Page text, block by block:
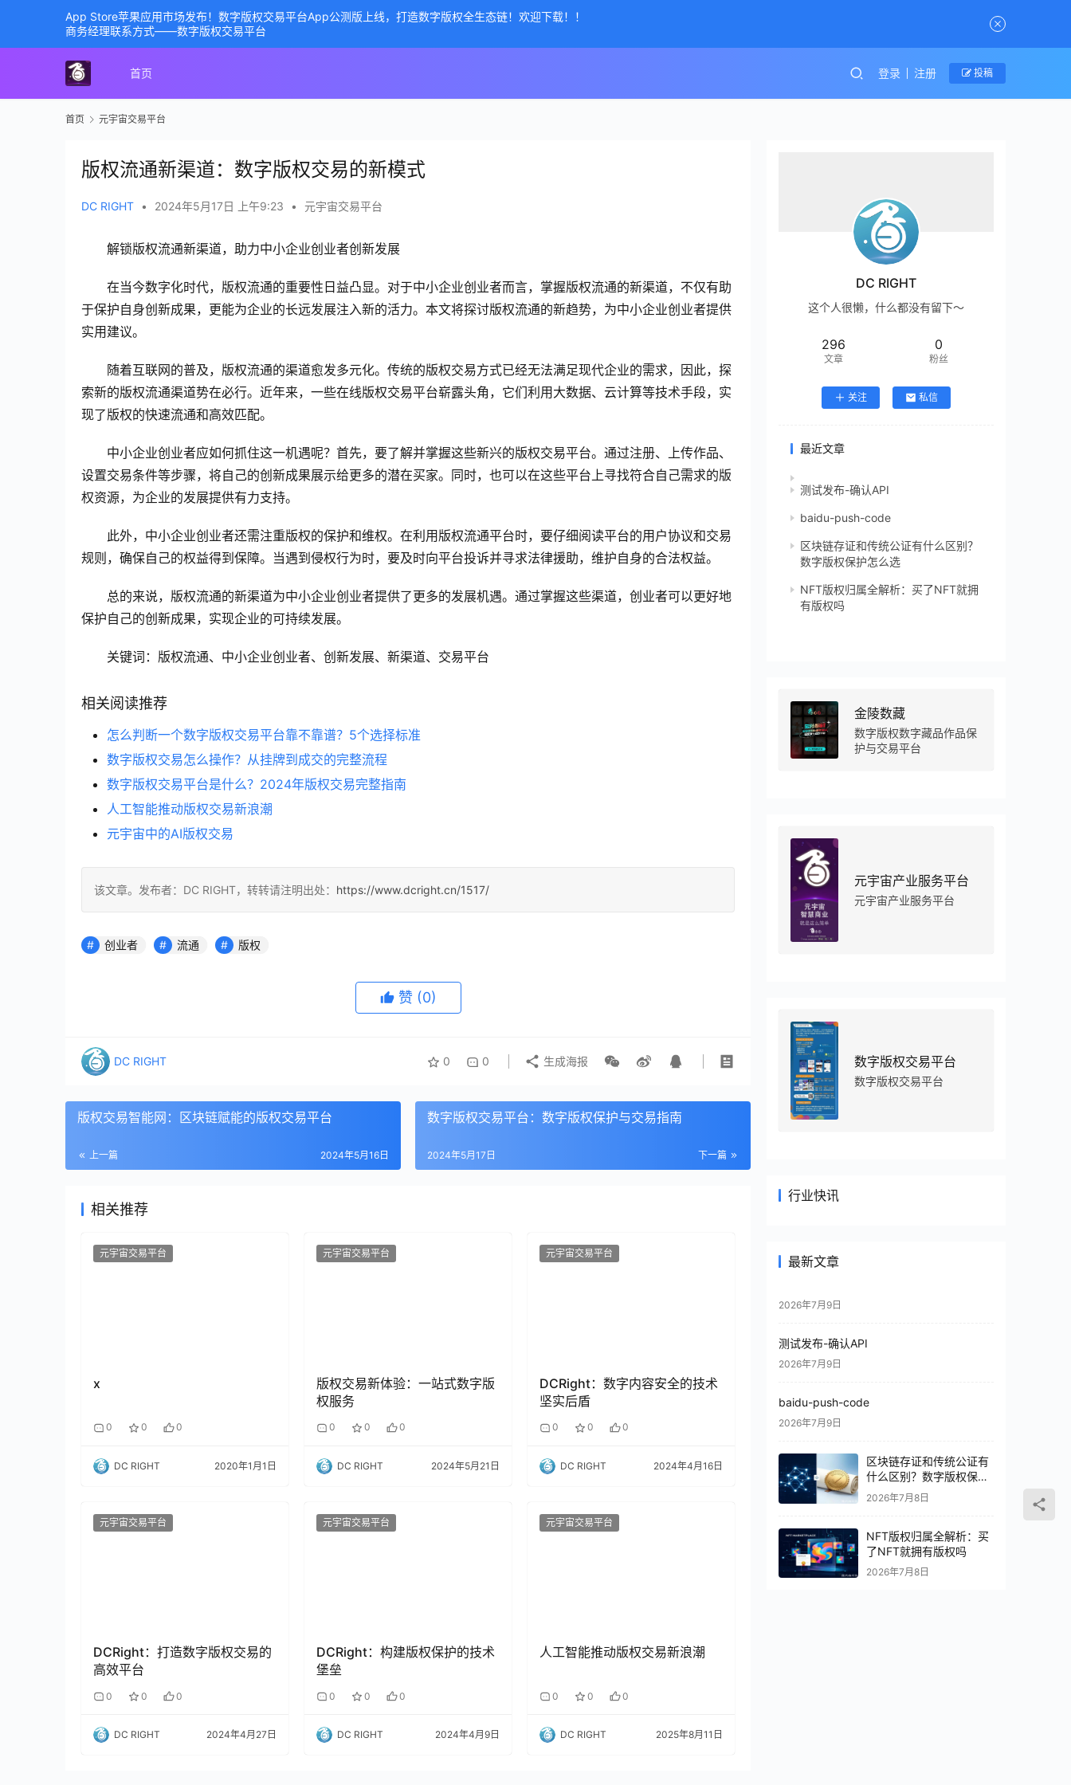
首页 登录 注册 投稿
首页 元宇宙交易平台
版权流通新渠道：数字版权交易的新模式
DC RIGHT • 2024年5月17日 上午9:23 • 元宇宙交易平台
解锁版权流通新渠道，助力中小企业创业者创新发展
在当今数字化时代，版权流通的重要性日益凸显。对于中小企业创业者而言，掌握版权流通的新渠道，不仅有助
于保护自身创新成果，更能为企业的长远发展注入新的活力。本文将探讨版权流通的新趋势，为中小企业创业者提供
实用建议。
随着互联网的普及，版权流通的渠道愈发多元化。传统的版权交易方式已经无法满足现代企业的需求，因此，探
索新的版权流通渠道势在必行。近年来，一些在线版权交易平台崭露头角，它们利用大数据、云计算等技术手段，实
现了版权的快速流通和高效匹配。
中小企业创业者应如何抓住这一机遇呢？首先，要了解并掌握这些新兴的版权交易平台。通过注册、上传作品、
设置交易条件等步骤，将自己的创新成果展示给更多的潜在买家。同时，也可以在这些平台上寻找符合自己需求的版
权资源，为企业的发展提供有力支持。
此外，中小企业创业者还需注重版权的保护和维权。在利用版权流通平台时，要仔细阅读平台的用户协议和交易
规则，确保自己的权益得到保障。当遇到侵权行为时，要及时向平台投诉并寻求法律援助，维护自身的合法权益。
总的来说，版权流通的新渠道为中小企业创业者提供了更多的发展机遇。通过掌握这些渠道，创业者可以更好地
保护自己的创新成果，实现企业的可持续发展。
关键词：版权流通、中小企业创业者、创新发展、新渠道、交易平台
相关阅读推荐
怎么判断一个数字版权交易平台靠不靠谱？5个选择标准
数字版权交易怎么操作？从挂牌到成交的完整流程
数字版权交易平台是什么？2024年版权交易完整指南
人工智能推动版权交易新浪潮
元宇宙中的AI版权交易
该文章。发布者：DC RIGHT，转转请注明出处： https://www.dcright.cn/1517/
创业者 流通 版权
赞 (0)
DC RIGHT 0 0 生成海报
版权交易智能网：区块链赋能的版权交易平台
上一篇 2024年5月16日
数字版权交易平台：数字版权保护与交易指南
下一篇
2024年5月17日
相关推荐
元宇宙交易平台
x
0 0 0
DC RIGHT 2020年1月1日
元宇宙交易平台
版权交易新体验：一站式数字版
权服务
0 0 0
DC RIGHT 2024年5月21日
元宇宙交易平台
DCRight：数字内容安全的技术
坚实后盾
0 0 0
DC RIGHT 2024年4月16日
元宇宙交易平台
DCRight：打造数字版权交易的
高效平台
0 0 0
DC RIGHT 2024年4月27日
元宇宙交易平台
DCRight：构建版权保护的技术
堡垒
0 0 0
DC RIGHT 2024年4月9日
元宇宙交易平台
人工智能推动版权交易新浪潮
0 0 0
DC RIGHT 2025年8月11日
DC RIGHT
这个人很懒，什么都没有留下～
296
文章
0
粉丝
关注 私信
最近文章
测试发布-确认API
baidu-push-code
区块链存证和传统公证有什么区别？
数字版权保护怎么选
NFT版权归属全解析：买了NFT就拥
有版权吗
金陵数藏
数字版权数字藏品作品保
护与交易平台
元宇宙产业服务平台
元宇宙产业服务平台
数字版权交易平台
数字版权交易平台
行业快讯
最新文章
2026年7月9日
测试发布-确认API
2026年7月9日
baidu-push-code
2026年7月9日
区块链存证和传统公证有
什么区别？数字版权保护
怎么选
2026年7月8日
NFT版权归属全解析：买
了NFT就拥有版权吗
2026年7月8日
App Store苹果应用市场发布！数字版权交易平台App公测版上线，打造数字版权全生态链！欢迎下载！！
商务经理联系方式——数字版权交易平台